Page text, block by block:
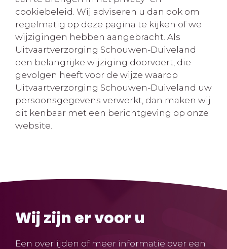
cookiebeleid. Wij adviseren u dan ook om
regelmatig op deze pagina te kijken of we
wijzigingen hebben aangebracht. Als
Uitvaartverzorging Schouwen-Duiveland
een belangrijke wijziging doorvoert, die
gevolgen heeft voor de wijze waarop
Uitvaartverzorging Schouwen-Duiveland uw
persoonsgegevens verwerkt, dan maken wij
dit kenbaar met een berichtgeving op onze
website.
Wij zijn er voor u
Een overlijden of meer informatie over een